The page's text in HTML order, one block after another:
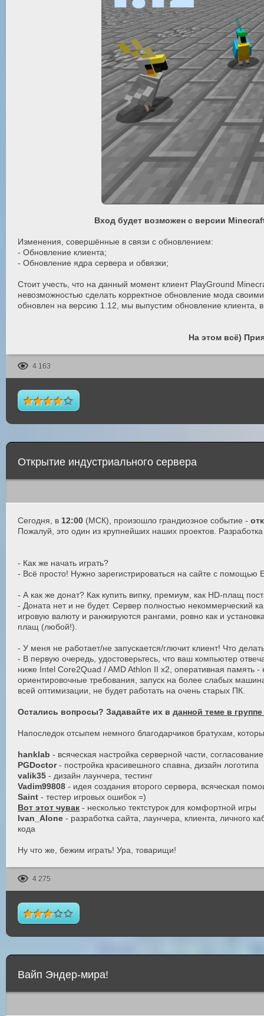
Вход будет возможен с версии
Изменения, совершённые в связи с обновлением:
- Обновление клиента;
- Обновление ядра сервера и обвязки;
Стоит учесть, что на данный момент клиент PlayGround
невозможностью сделать корректное обновление мода
обновлен на версию 1.12, мы выпустим обновление клиента,
На этом всё)
4 163
Открытие индустриального сервера
Сегодня, в 12:00 (МСК), произошло грандиозное событие -
Пожалуй, это один из крупнейших наших проектов.
- Как же начать играть?
- Всё просто! Нужно зарегистрироваться на сайте с помощью
- А как же донат? Как купить випку, премиум, как HD-плащ
- Доната нет и не будет. Сервер полностью некоммерческий
игровую валюту и ранжируются рангами, ровно как и
плащ (любой!).
- У меня не работает/не запускается/глючит клиент! Что
- В первую очередь, удостоверьтесь, что ваш компьютер
ниже Intel Core2Quad / AMD Athlon II x2, оперативная память
ориентировочные требования, запуск на более слабых
всей оптимизации, не будет работать на очень старых ПК.
Остались вопросы? Задавайте их в данной теме в
Напоследок отсыпем немного благодарчиков братухам,
hanklab - всяческая настройка серверной части,
PGDoctor- постройка красивешного спавна, дизайн логотипа
valik35 - дизайн лаунчера, тестинг
Vadim99808 - идея создания второго сервера, всяческая
Saint - тестер игровых ошибок =)
Вот этот чувак - несколько тектстурок для комфортной игры
Ivan_Alone - разработка сайта, лаунчера, клиента, личного
кода
Ну что же, бежим играть! Ура, товарищи!
4 275
Вайп Эндер-мира!